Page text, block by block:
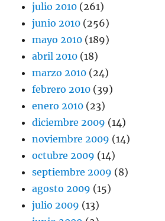
julio 2010 (261)
junio 2010 (256)
mayo 2010 (189)
abril 2010 (18)
marzo 2010 (24)
febrero 2010 (39)
enero 2010 (23)
diciembre 2009 (14)
noviembre 2009 (14)
octubre 2009 (14)
septiembre 2009 (8)
agosto 2009 (15)
julio 2009 (13)